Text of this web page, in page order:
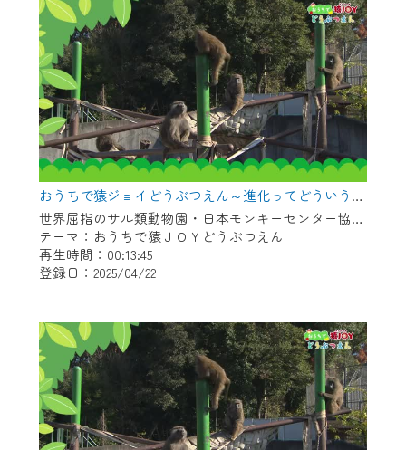
おうちで猿ジョイどうぶつえん～進化ってどういうこと？～（2025年3月16日初回放送）
世界屈指のサル類動物園・日本モンキーセンター協力の親子で学べる動物番組。
テーマ：おうちで猿ＪＯＹどうぶつえん
再生時間：00:13:45
登録日：2025/04/22
一部コンテンツを除き、
CCNetサービスへの加入と『CCNetマイ
ページ※』へのログインが必要となりま
す。
何卒、ご理解ご了承の程よろしくお願い
いたします。
※マイページへのログインには、MyIDが必
要となります。
※MyIDとは、CCNet Web TVを含むCCNetの
各種サービスをご利用頂くためのIDです。
IDはお客様が使っているメールアドレス
（GmailやYahooなどのフリーメールアドレ
スでも作成可能です）
※マイページへのログイン・MyIDの新規登
録は こちら から
※CCNetアプリをご利用中の方は引き続き
ご視聴いただけます。